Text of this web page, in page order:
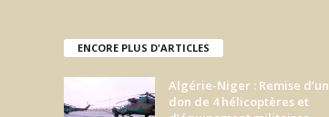
ENCORE PLUS D'ARTICLES
Algérie-Niger : Remise d’un
don de 4 hélicoptères et